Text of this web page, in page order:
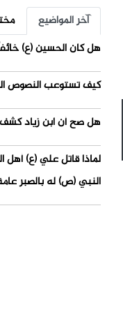
آخر المواضيع
هل كان الحسين (ع)
كيف تستوعب النصوص
هل صح أن ابن زياد كشف
لماذا قاتل علي (ع)
النبي (ص) له بالصبر